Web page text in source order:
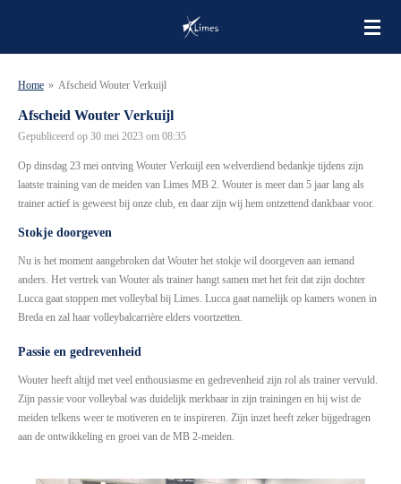
naar
hoofdinhoud
Home » Afscheid Wouter Verkuijl
Afscheid Wouter Verkuijl
Gepubliceerd op 30 mei 2023 om 08:35
Op dinsdag 23 mei ontving Wouter Verkuijl een welverdiend bedankje tijdens zijn
laatste training van de meiden van Limes MB 2. Wouter is meer dan 5 jaar lang als
trainer actief is geweest bij onze club, en daar zijn wij hem ontzettend dankbaar voor.
Stokje doorgeven
Nu is het moment aangebroken dat Wouter het stokje wil doorgeven aan iemand
anders. Het vertrek van Wouter als trainer hangt samen met het feit dat zijn dochter
Lucca gaat stoppen met volleybal bij Limes. Lucca gaat namelijk op kamers wonen in
Breda en zal haar volleybalcarrière elders voortzetten.
Passie en gedrevenheid
Wouter heeft altijd met veel enthousiasme en gedrevenheid zijn rol als trainer vervuld.
Zijn passie voor volleybal was duidelijk merkbaar in zijn trainingen en hij wist de
meiden telkens weer te motiveren en te inspireren. Zijn inzet heeft zeker bijgedragen
aan de ontwikkeling en groei van de MB 2-meiden.